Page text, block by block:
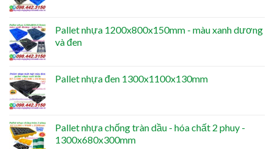
Pallet nhựa 1200x800x150mm - màu xanh dương
và đen
Pallet nhựa đen 1300x1100x130mm
Pallet nhựa chống tràn dầu - hóa chất 2 phuy -
1300x680x300mm